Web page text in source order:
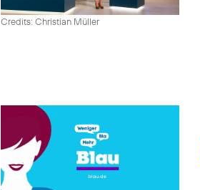
Credits: Christian Müller